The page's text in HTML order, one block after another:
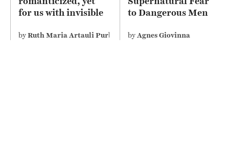
for us with invisible
differently
byRuth Maria Artauli Purba
to Dangerous Men
Screen
byAgnes Giovinna